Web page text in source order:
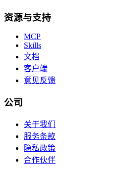
资源与支持
MCP
Skills
文档
客户端
意见反馈
公司
关于我们
服务条款
隐私政策
合作伙伴